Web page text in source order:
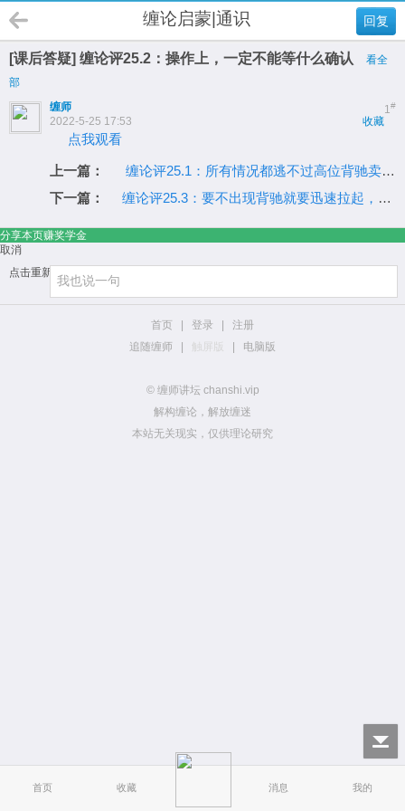
首页 收藏 消息 我的
回复
缠论启蒙|通识
[课后答疑] 缠论评25.2：操作上，一定不能等什么确认
看全
部
1#
缠师
收藏
2022-5-25 17:53
点我观看
上一篇：
缠论评25.1：所有情况都逃不过高位背驰卖,低位背驰买
下一篇：
缠论评25.3：要不出现背驰就要迅速拉起，否则在这里折腾几天
分享本页赚奖学金
取消
点击重新加载
首页 登录
注册
追随缠师
触屏版 电脑版
© 缠师讲坛 chanshi.vip
解构缠论，解放缠迷
本站无关现实，仅供理论研究